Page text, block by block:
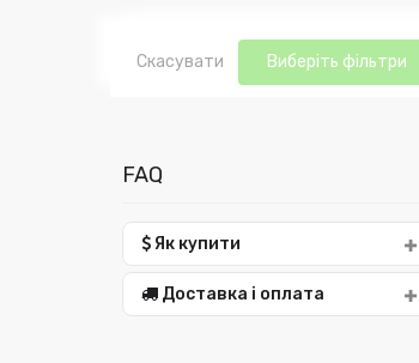
Скасувати Виберіть фільтри
FAQ
Як купити
Доставка і оплата